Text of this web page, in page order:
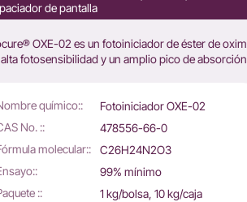
de pantalla
OXE-02 es un fotoiniciador de éster de
fotosensibilidad y un amplio pico de
químico::
Fotoiniciador OXE-02
No. ::
478556-66-0
molecular::
C26H24N2O3
99% mínimo
::
1 kg/bolsa, 10 kg/caja